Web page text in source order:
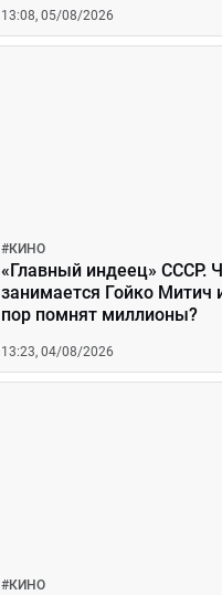
13:08, 05/08/2026
#КИНО
«Главный индеец» СССР.
занимается Гойко Митич
пор помнят миллионы?
13:23, 04/08/2026
#КИНО